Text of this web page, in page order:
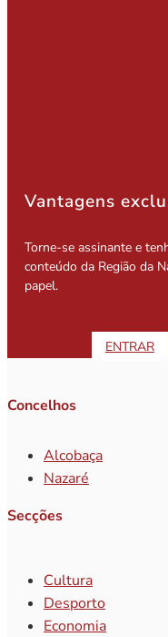
Vantagens
Torne-se assinante e
conteúdo da Região da
papel.
ENTRAR
Concelhos
Alcobaça
Nazaré
Secções
Cultura
Desporto
Economia